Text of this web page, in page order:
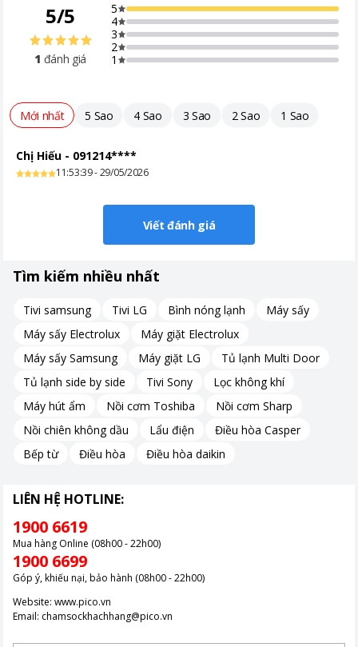
5/5
1 đánh giá
5
4
3
2
1
Mới nhất 5 Sao 4 Sao 3 Sao 2 Sao 1 Sao
Chị Hiếu - 091214****
11:53:39 - 29/05/2026
Viết đánh giá
Tìm kiếm nhiều nhất
Tivi samsung Tivi LG Bình nóng lạnh
Máy sấy
Máy sấy Electrolux
Máy giặt Electrolux
Máy sấy Samsung
Máy giặt LG
Tủ lạnh Multi Door
Tủ lạnh side by side
Tivi Sony
Lọc không khí
Máy hút ẩm
Nồi cơm Toshiba
Nồi cơm Sharp
Nồi chiên không dầu
Lẩu điện
Điều hòa Casper
Bếp từ
Điều hòa Điều hòa daikin
LIÊN HỆ HOTLINE:
1900 6619
Mua hàng Online (08h00 - 22h00)
1900 6699
Góp ý, khiếu nại, bảo hành (08h00 - 22h00)
Website: www.pico.vn
Email: chamsockhachhang@pico.vn